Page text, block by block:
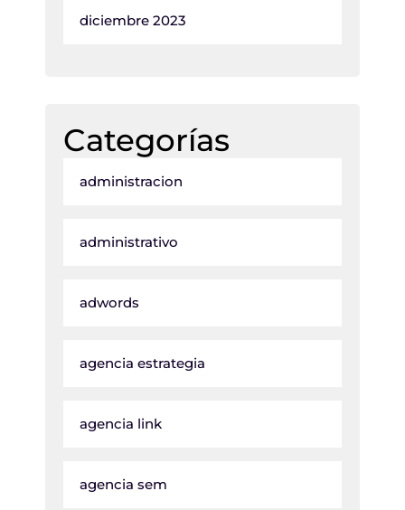
diciembre 2023
Categorías
administracion
administrativo
adwords
agencia estrategia
agencia link
agencia sem